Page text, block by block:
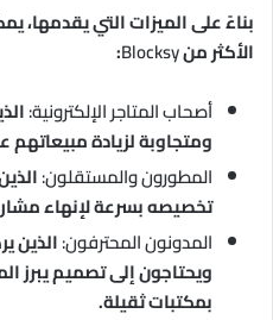
بناءً على الميزات التي يقدمها،
الأكثر منBlocksy
:
أصحاب المتاجر الإلكترونية:
ومتجاوبة لزيادة مبيعاتهم
المطورون والمستقلون:
تخصيصه بسرعة لإنهاء
المدونون المحترفون:الذين
ويحتاجون إلى تصميم يبرز
بمكتبات ثقيلة.